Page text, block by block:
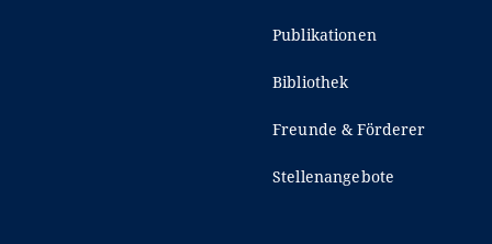
Publikationen
Bibliothek
Freunde & Förderer
Stellenangebote